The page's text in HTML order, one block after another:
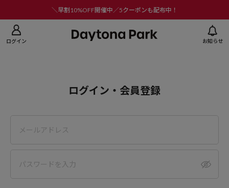
＼早割10%OFF開催中／5クーポンも配布中！
ログイン お知らせ
ログイン・会員登録